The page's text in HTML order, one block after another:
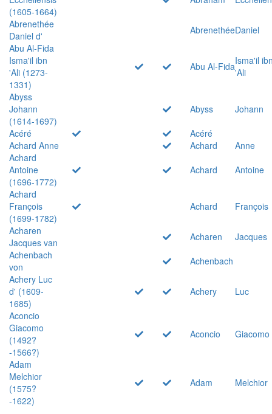
(1605-1664)
Abrenethée
Daniel d'
AbrenethéeDaniel
Abu Al-Fida
Isma'il ibn
'Ali (1273-
1331)
Abu Al-FidaIsma'il
'Ali
Abyss
Johann
(1614-1697)
Abyss
Johann
Acéré
Acéré
Achard Anne
Achard
Anne
Achard
Antoine
(1696-1772)
Achard
Antoine
Achard
François
(1699-1782)
Achard
François
Acharen
Jacques van
Acharen
Jacques
Achenbach
von
Achenbach
Achery Luc
d' (1609-
1685)
Achery
Luc
Aconcio
Giacomo
(1492?
-1566?)
Aconcio Giacomo
Adam
Melchior
(1575?
-1622)
Adam Melchior